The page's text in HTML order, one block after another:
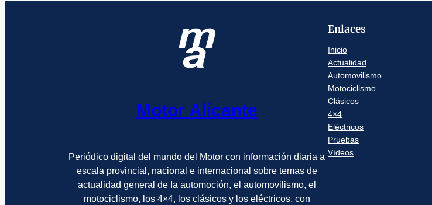
Motor Alicante
Periódico digital del mundo del Motor con información diaria a
escala provincial, nacional e internacional sobre temas de
actualidad general de la automoción, el automovilismo, el
motociclismo, los 4×4, los clásicos y los eléctricos, con
Enlaces
Inicio
Actualidad
Automovilismo
Motociclismo
Clásicos
4×4
Eléctricos
Pruebas
Vídeos